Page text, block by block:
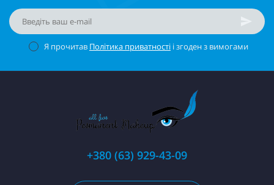
Я прочитав Політика приватності і згоден з вимогами
+380 (63) 929-43-09